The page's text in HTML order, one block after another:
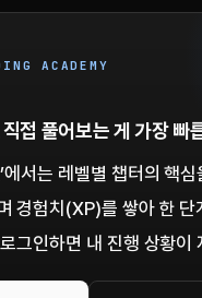
ACADEMY
접 풀어보는 게 가장 빠
에서는 레벨별 챕터의 핵
경험치(XP)를 쌓아 한 단
그인하면 내 진행 상황이